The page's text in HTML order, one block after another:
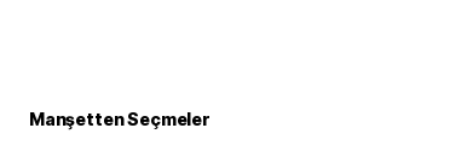
Manşetten Seçmeler